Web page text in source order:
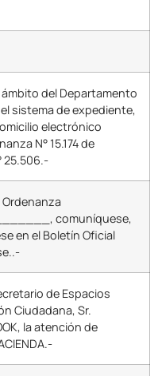
ámbito del Departamento
sistema de expediente,
electrónico
N° 15.174 de
25.506.-
Ordenanza
comuníquese,
en el Boletín Oficial
de Espacios
Ciudadana, Sr.
la atención de